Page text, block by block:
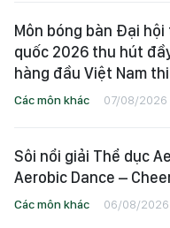
Môn bóng bàn Đại
quốc 2026 thu hút
hàng đầu Việt Nam
Các môn khác 07/08/2026
Sôi nổi giải Thể dục
Aerobic Dance –
Các môn khác 06/08/2026